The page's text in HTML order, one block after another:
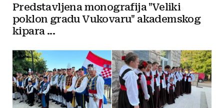
Predstavljena monografija "Veliki
poklon gradu Vukovaru" akademskog
kipara ...